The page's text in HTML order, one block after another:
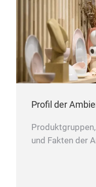
Profil der
und Fakten der